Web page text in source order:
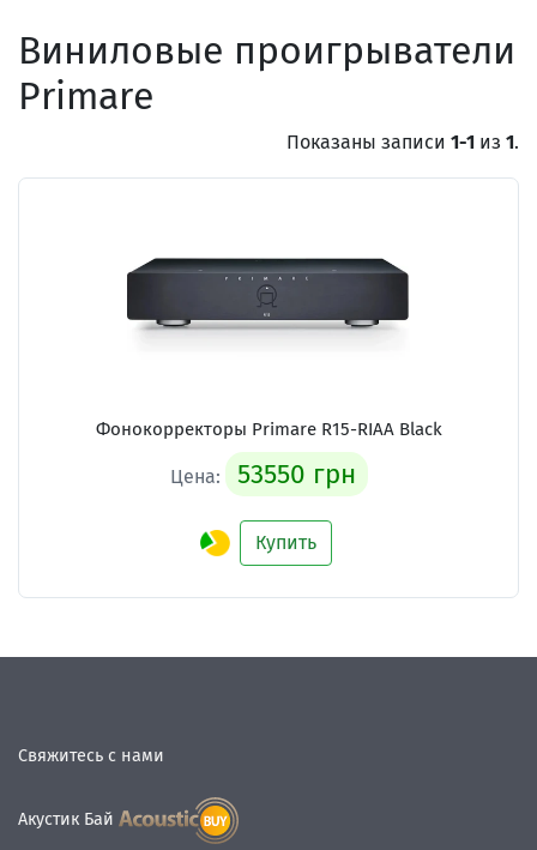
Виниловые проигрыватели
Primare
Показаны записи 1-1 из 1.
Фонокорректоры Primare R15-RIAA Black
Цена: 53550 грн
Купить
Свяжитесь с нами
Акустик Бай